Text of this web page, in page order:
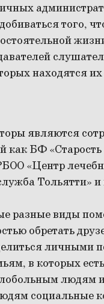
того,
находятся
являются
как БФ
«Центр
Тольятти» и
разные виды
обретать
личными
в которых
людям
социальные